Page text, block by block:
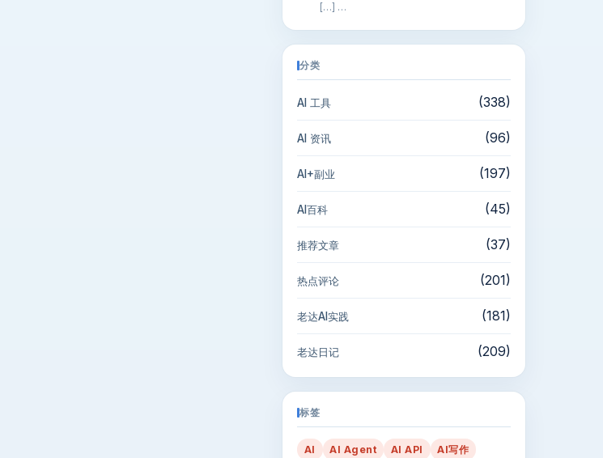
[…] …
分类
AI 工具 (338)
AI 资讯 (96)
AI+副业 (197)
AI百科 (45)
推荐文章 (37)
热点评论 (201)
老达AI实践 (181)
老达日记 (209)
标签
AI AI Agent AI API
AI写作